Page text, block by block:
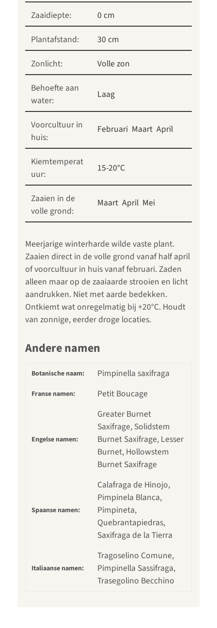
Zaaidiepte:
0 cm
Plantafstand:
30 cm
Zonlicht:
Volle zon
Behoefte aan
water:
Laag
Voorcultuur in
huis:
Februari Maart April
Kiemtemperat
uur:
15-20°C
Zaaien in de
volle grond:
Maart April Mei
Meerjarige winterharde wilde vaste plant.
Zaaien direct in de volle grond vanaf half april
of voorcultuur in huis vanaf februari. Zaden
alleen maar op de zaaiaarde strooien en licht
aandrukken. Niet met aarde bedekken.
Ontkiemt wat onregelmatig bij +20°C. Houdt
van zonnige, eerder droge locaties.
Andere namen
Botanische naam: Pimpinella saxifraga
Franse namen: Petit Boucage
Engelse namen:
Greater Burnet
Saxifrage, Solidstem
Burnet Saxifrage, Lesser
Burnet, Hollowstem
Burnet Saxifrage
Spaanse namen:
Calafraga de Hinojo,
Pimpinela Blanca,
Pimpineta,
Quebrantapiedras,
Saxifraga de la Tierra
Italiaanse namen:
Tragoselino Comune,
Pimpinella Sassifraga,
Trasegolino Becchino